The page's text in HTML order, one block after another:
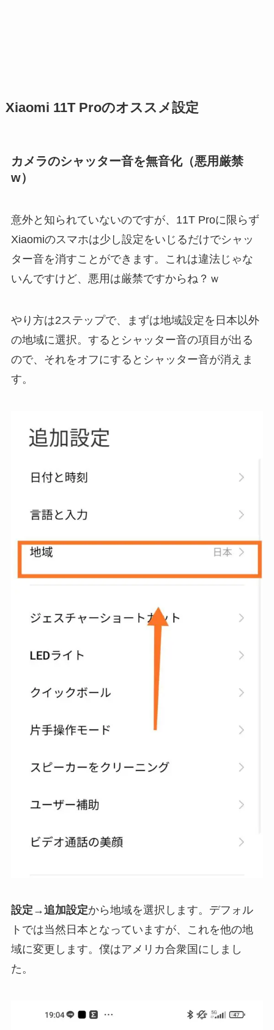
Xiaomi 11T Proのオススメ設定
カメラのシャッター音を無音化（悪用厳禁
w）
意外と知られていないのですが、11T Proに限らず
Xiaomiのスマホは少し設定をいじるだけでシャッ
ター音を消すことができます。これは違法じゃな
いんですけど、悪用は厳禁ですからね？ｗ
やり方は2ステップで、まずは地域設定を日本以外
の地域に選択。するとシャッター音の項目が出る
ので、それをオフにするとシャッター音が消えま
す。
設定→追加設定から地域を選択します。デフォル
トでは当然日本となっていますが、これを他の地
域に変更します。僕はアメリカ合衆国にしまし
た。